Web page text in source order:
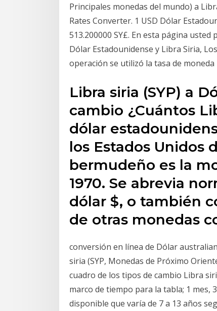
Principales monedas del mundo) a
Rates Converter. 1 USD Dólar
513.200000 SY£. En esta página
Dólar Estadounidense y Libra Siria,
operación se utilizó la tasa de moneda
Libra siria (SYP) a
cambio ¿Cuántos
dólar
los Estados Unidos
bermudeño es la
1970. Se abrevia
dólar $, o también
de otras monedas
conversión en línea de Dólar
siria (SYP, Monedas de Próximo
cuadro de los tipos de cambio Libra
marco de tiempo para la tabla; 1 mes,
disponible que varía de 7 a 13 años